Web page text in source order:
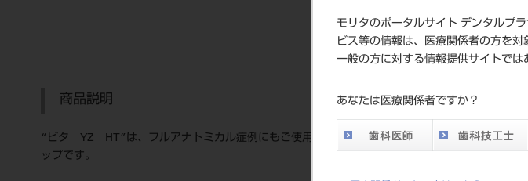
モリタのポータルサイト デンタルプ
ビス等の情報は、医療関係者の方を対
一般の方に対する情報提供サイトでは
あなたは医療関係者ですか？
メ
商品説明
“ビタ YZ HT”は、フルアナトミカル症例にもご使用いただける、高透明のジルコニアディスク
ップです。